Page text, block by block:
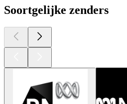
Soortgelijke zenders